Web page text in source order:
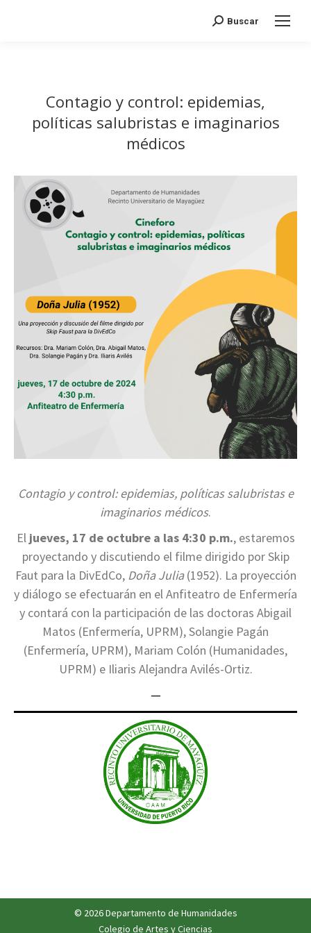
Search:
Buscar
Contagio y control: epidemias,
políticas salubristas e imaginarios
médicos
Contagio y control: epidemias, políticas salubristas e
imaginarios médicos.
Eljueves, 17 de octubre a las 4:30 p.m., estaremos
proyectando y discutiendo el filme dirigido por Skip
Faut para la DivEdCo, Doña Julia(1952). La proyección
y diálogo se efectuarán en el Anfiteatro de Enfermería
y contará con la participación de las doctoras Abigail
Matos (Enfermería, UPRM), Solangie Pagán
(Enfermería, UPRM), Mariam Colón (Humanidades,
UPRM) e Iliaris Alejandra Avilés-Ortiz.
—
© 2026 Departamento de Humanidades
Colegio de Artes y Ciencias